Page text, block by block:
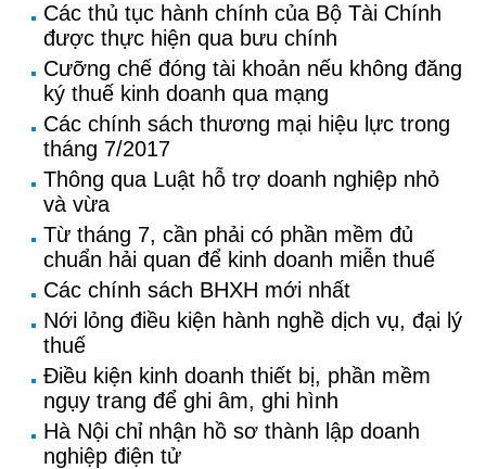
Các thủ tục hành chính của Bộ Tài Chính
được thực hiện qua bưu chính
Cưỡng chế đóng tài khoản nếu không đăng
ký thuế kinh doanh qua mạng
Các chính sách thương mại hiệu lực trong
tháng 7/2017
Thông qua Luật hỗ trợ doanh nghiệp nhỏ
và vừa
Từ tháng 7, cần phải có phần mềm đủ
chuẩn hải quan để kinh doanh miễn thuế
Các chính sách BHXH mới nhất
Nới lỏng điều kiện hành nghề dịch vụ, đại lý
thuế
Điều kiện kinh doanh thiết bị, phần mềm
ngụy trang để ghi âm, ghi hình
Hà Nội chỉ nhận hồ sơ thành lập doanh
nghiệp điện tử